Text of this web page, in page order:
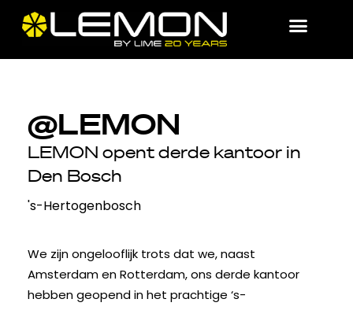
@LEMON
LEMON opent derde kantoor in
Den Bosch
's-Hertogenbosch
We zijn ongelooflijk trots dat we, naast
Amsterdam en Rotterdam, ons derde kantoor
hebben geopend in het prachtige ‘s-